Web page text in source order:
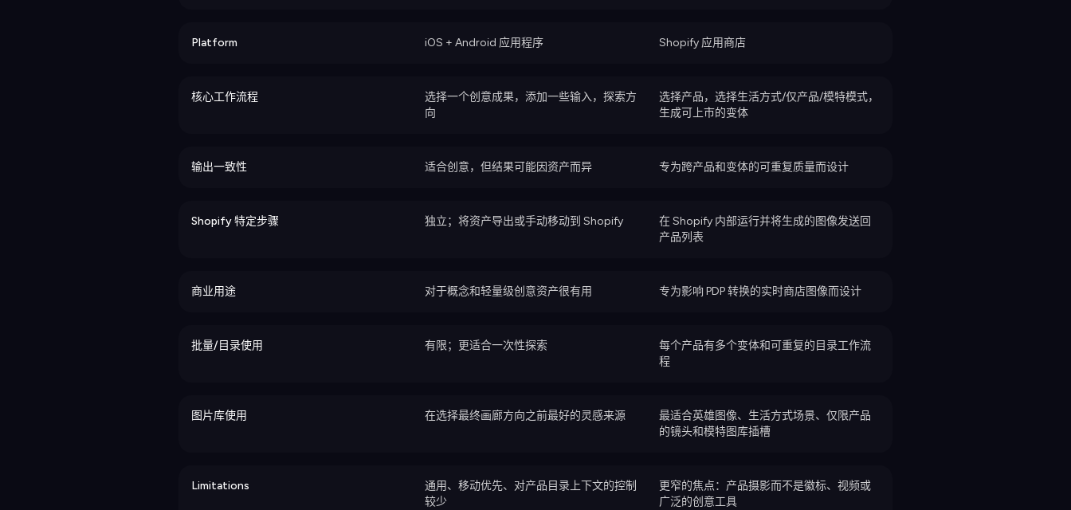
Platform iOS + Android 应用程序 Shopify 应用商店
核心工作流程
选择一个创意成果，添加一些输入，探索方
向
选择产品，选择生活方式/仅产品/模特模式，
生成可上市的变体
输出一致性 适合创意，但结果可能因资产而异 专为跨产品和变体的可重复质量而设计
Shopify 特定步骤 独立；将资产导出或手动移动到 Shopify
在 Shopify 内部运行并将生成的图像发送回
产品列表
商业用途 对于概念和轻量级创意资产很有用 专为影响 PDP 转换的实时商店图像而设计
批量/目录使用 有限；更适合一次性探索
每个产品有多个变体和可重复的目录工作流
程
图片库使用 在选择最终画廊方向之前最好的灵感来源
最适合英雄图像、生活方式场景、仅限产品
的镜头和模特图库插槽
Limitations
通用、移动优先、对产品目录上下文的控制
较少
更窄的焦点：产品摄影而不是徽标、视频或
广泛的创意工具